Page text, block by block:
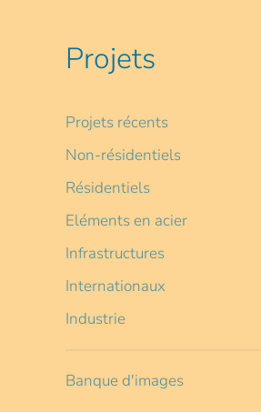
Projets
Projets récents
Non-résidentiels
Résidentiels
Eléments en acier
Infrastructures
Internationaux
Industrie
Banque d'images